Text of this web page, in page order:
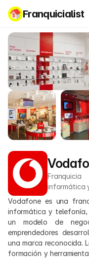
Franquicialist
informática
Vodafone es una
informática y telefonía,
un modelo de
emprendedores
una marca reconocida.
formación y